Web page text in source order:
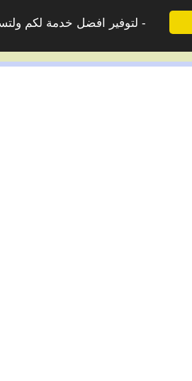
لتوفير افضل خدمة لكم